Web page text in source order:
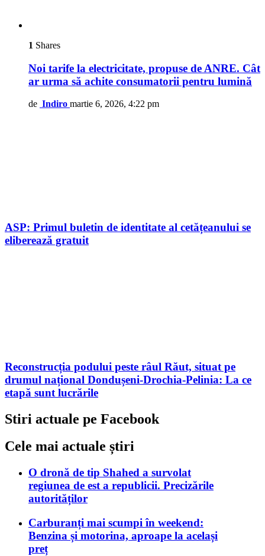
1 Shares
Noi tarife la electricitate, propuse de ANRE. Cât
ar urma să achite consumatorii pentru lumină
de Indiro martie 6, 2026, 4:22 pm
ASP: Primul buletin de identitate al cetățeanului se
eliberează gratuit
Reconstrucția podului peste râul Răut, situat pe
drumul național Dondușeni-Drochia-Pelinia: La ce
etapă sunt lucrările
Stiri actuale pe Facebook
Cele mai actuale știri
O dronă de tip Shahed a survolat
regiunea de est a republicii. Precizările
autorităților
Carburanți mai scumpi în weekend:
Benzina și motorina, aproape la același
preț